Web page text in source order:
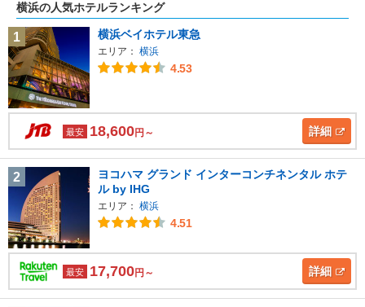
横浜の人気ホテルランキング
1 横浜ベイホテル東急
エリア： 横浜
4.53
最安 18,600円～ 詳細
2
ヨコハマ グランド インターコンチネンタル ホテ
ル by IHG
エリア： 横浜
4.51
最安 17,700円～ 詳細